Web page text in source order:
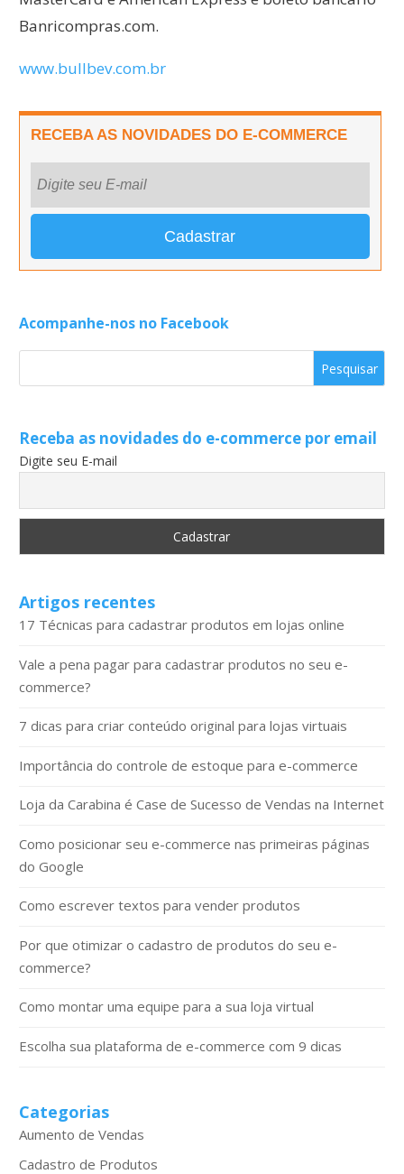
Banricompras.com.
www.bullbev.com.br
RECEBA AS NOVIDADES DO E-COMMERCE
Acompanhe-nos no Facebook
Receba as novidades do e-commerce por email
Digite seu E-mail
Artigos recentes
17 Técnicas para cadastrar produtos em lojas online
Vale a pena pagar para cadastrar produtos no seu e-
commerce?
7 dicas para criar conteúdo original para lojas virtuais
Importância do controle de estoque para e-commerce
Loja da Carabina é Case de Sucesso de Vendas na Internet
Como posicionar seu e-commerce nas primeiras páginas
do Google
Como escrever textos para vender produtos
Por que otimizar o cadastro de produtos do seu e-
commerce?
Como montar uma equipe para a sua loja virtual
Escolha sua plataforma de e-commerce com 9 dicas
Categorias
Aumento de Vendas
Cadastro de Produtos